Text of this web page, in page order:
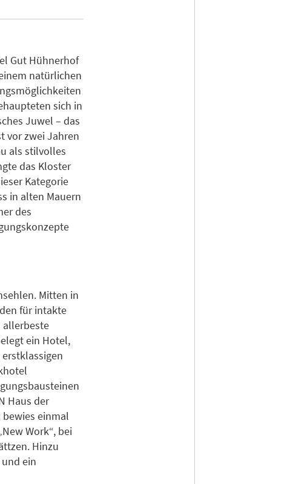
Gut Hühnerhof
natürlichen
sich in
Juwel – das
vor zwei Jahren
als stilvolles
das Kloster
Kategorie
in alten Mauern
des
Mitten in
für intakte
allerbeste
ein Hotel,
Haus der
einmal
Work“, bei
Hinzu
ein